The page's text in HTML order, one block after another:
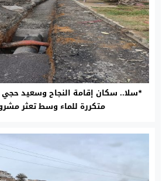
*سلا.. سكان إقامة النجاح وسعيد
متكررة للماء وسط تعثر